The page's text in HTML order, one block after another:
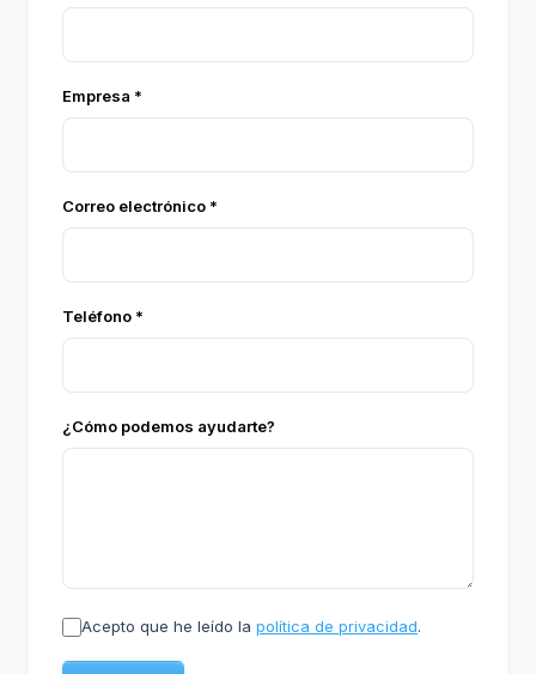
Empresa *
Correo electrónico *
Teléfono *
¿Cómo podemos ayudarte?
Acepto que he leído la política de privacidad.